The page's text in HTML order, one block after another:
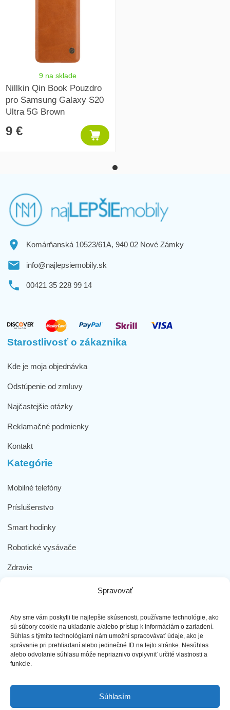
Spravovať
Aby sme vám poskytli tie najlepšie skúsenosti, používame technológie, ako
sú súbory cookie na ukladanie a/alebo prístup k informáciám o zariadení.
Súhlas s týmito technológiami nám umožní spracovávať údaje, ako je
správanie pri prehliadaní alebo jedinečné ID na tejto stránke. Nesúhlas
alebo odvolanie súhlasu môže nepriaznivo ovplyvniť určité vlastnosti a
funkcie.
Súhlasím
9 na sklade
Nillkin Qin Book Pouzdro
pro Samsung Galaxy S20
Ultra 5G Brown
9 €
Komárňanská 10523/61A, 940 02 Nové Zámky
info@najlepsiemobily.sk
00421 35 228 99 14
Starostlivosť o zákaznika
Kde je moja objednávka
Odstúpenie od zmluvy
Najčastejšie otázky
Reklamačné podmienky
Kontakt
Kategórie
Mobilné telefóny
Príslušenstvo
Smart hodinky
Robotické vysávače
Zdravie
Dôležité odkazy
Obchodné podmienky
Ochrana osobných údajov
Doprava a platba
Reklamácia tovaru